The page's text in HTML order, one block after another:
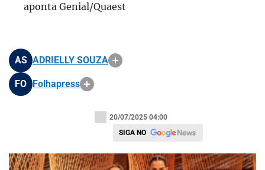
aponta Genial/Quaest
AS ADRIELLY SOUZA
FO Folhapress
20/07/2025 04:00
SIGA NO